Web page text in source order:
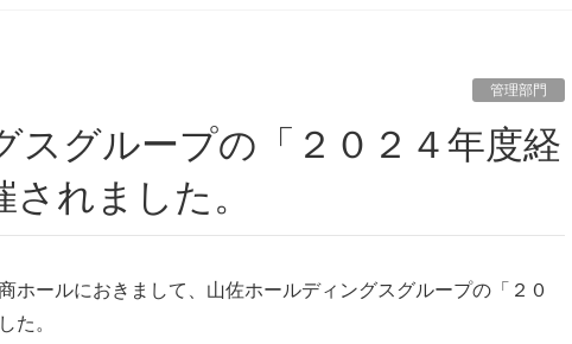
管理部門
れました。
ホールにおきまして、山佐ホールディングスグループの「２０
た。